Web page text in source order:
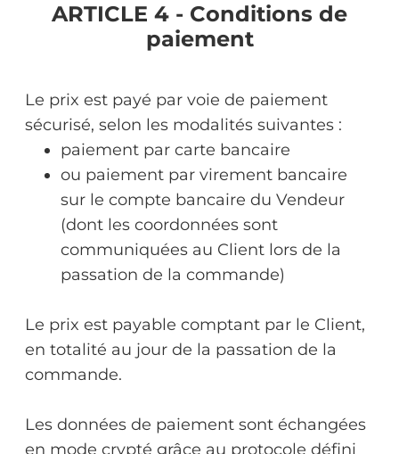
ARTICLE 4 - Conditions de
paiement
Le prix est payé par voie de paiement
sécurisé, selon les modalités suivantes :
paiement par carte bancaire
ou paiement par virement bancaire
sur le compte bancaire du Vendeur
(dont les coordonnées sont
communiquées au Client lors de la
passation de la commande)
Le prix est payable comptant par le Client,
en totalité au jour de la passation de la
commande.
Les données de paiement sont échangées
en mode crypté grâce au protocole défini